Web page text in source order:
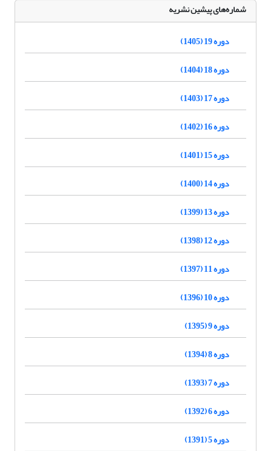
شماره‌های پیشین نشریه
دوره 19 (1405)
دوره 18 (1404)
دوره 17 (1403)
دوره 16 (1402)
دوره 15 (1401)
دوره 14 (1400)
دوره 13 (1399)
دوره 12 (1398)
دوره 11 (1397)
دوره 10 (1396)
دوره 9 (1395)
دوره 8 (1394)
دوره 7 (1393)
دوره 6 (1392)
دوره 5 (1391)